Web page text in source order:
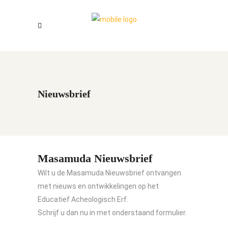
Nieuwsbrief
Masamuda Nieuwsbrief
Wilt u de Masamuda Nieuwsbrief ontvangen
met nieuws en ontwikkelingen op het
Educatief Acheologisch Erf.
Schrijf u dan nu in met onderstaand formulier.